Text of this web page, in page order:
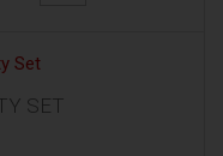
SET